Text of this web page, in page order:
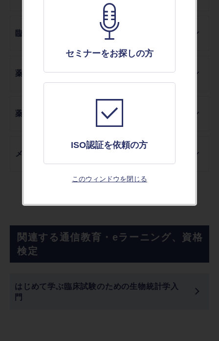
臨床データマネジメントセミナー（CDM）
薬剤疫学セミナー（薬剤疫学）
薬剤経済学セミナー（薬経)
メディカルライター育成セミナー（MW）
関連する通信教育・eラーニング、資格
検定
はじめて学ぶ臨床試験のための生物統計学入
門
セミナーをお探しの方
ISO認証を依頼の方
このウィンドウを閉じる